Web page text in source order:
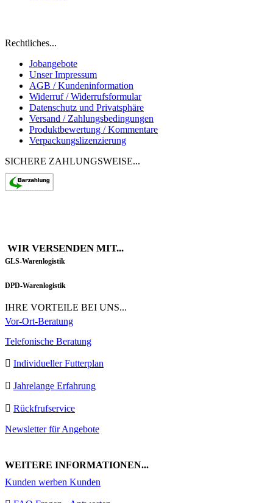
Rechtliches...
Jobangebote
Unser Impressum
AGB / Kundeninformation
Widerruf / Widerrufsformular
Datenschutz und Privatsphäre
Versand / Zahlungsbedingungen
Produktbewertung / Kommentare
Verpackungslizenzierung
SICHERE ZAHLUNGSWEISE...
WIR VERSENDEN MIT...
GLS-Warenlogistik
DPD-Warenlogistik
IHRE VORTEILE BEI UNS...
Vor-Ort-Beratung
Telefonische Beratung
Individueller Futterplan
Jahrelange Erfahrung
Rückfrufservice
Newsletter für Angebote
WEITERE INFORMATIONEN...
Kunden werben Kunden